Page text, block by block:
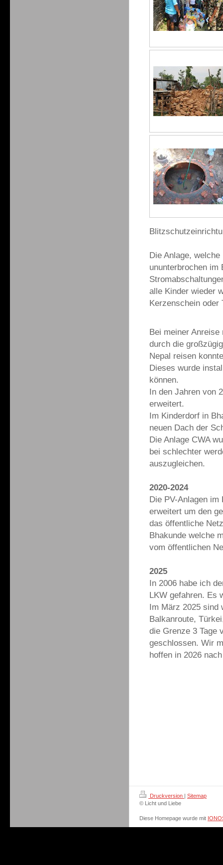
Die Anlage,
ununterbrochen im
alle Kinder wieder
Kerzenschein oder
Bei meiner
durch die
Nepal reisen
Dieses wurde
können.
In den Jahren von
erweitert.
Im Kinderdorf in
neuen Dach der
Die Anlage CWA
bei schlechter
auszugleichen.
2020-2024
Die PV-Anlagen im
erweitert um den
das öffentliche
Bhakunde welche
vom öffentlichen
2025
In 2006 habe ich
LKW gefahren. Es
Im März 2025 sind
Balkanroute,
die Grenze 3 Tage
geschlossen. Wir
hoffen in 2026
Druckversion | Sitemap
© Licht und Liebe
Diese Homepage wurde mit